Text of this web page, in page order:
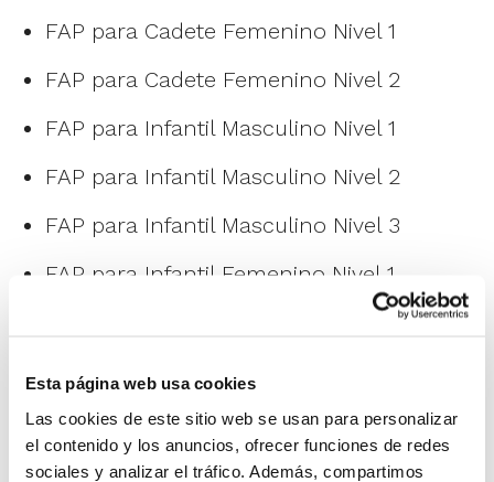
Esta página web usa cookies
Las cookies de este sitio web se usan para personalizar
el contenido y los anuncios, ofrecer funciones de redes
sociales y analizar el tráfico. Además, compartimos
FAP para Cadete Femenino Nivel 1
FAP para Cadete Femenino Nivel 2
FAP para Infantil Masculino Nivel 1
FAP para Infantil Masculino Nivel 2
FAP para Infantil Masculino Nivel 3
FAP para Infantil Femenino Nivel 1
FAP para Infantil Femenino Nivel 2
FAP para Alevín Masculino Nivel 1
FAP para Alevín Masculino Nivel 2
FAP para Alevín Masculino Nivel 3